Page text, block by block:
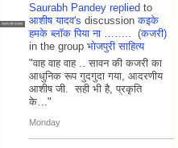
सदस्य टीम प्रबंधन
Saurabh Pandey replied to
आशीष यादव's discussionकइके
हमके ब्लाॅक पिया ना …….. (कजरी)
in the group भोजपुरी साहित्य
"वाह वाह वाह .. सावन की कजरी का
आधुनिक रूप गुदगुदा गया, आदरणीय
आशीष जी. सही भी है, प्रकृति
के…"
Monday